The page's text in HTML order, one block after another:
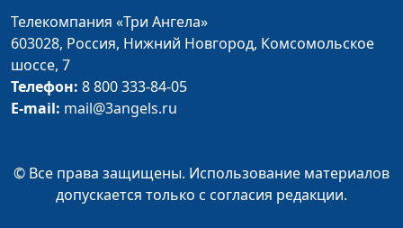
Стоит ли себя
ограничивать?
Мараханова, Оля
Феофанова, Вика Булатова,
Как справиться с
Екатерина Воронина, Мария
Феофанова, Татьяна
Булатова
Телекомпания «Три Ангела»
603028, Россия, Нижний Новгород, Комсомольское
шоссе, 7
Телефон: 8 800 333-84-05
E-mail: mail@3angels.ru
© Все права защищены. Использование материалов
допускается только с согласия редакции.